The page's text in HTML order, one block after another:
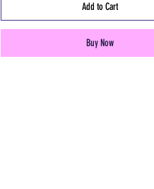
Add to Cart
Buy Now